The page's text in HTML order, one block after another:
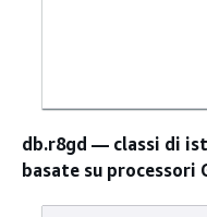
db.r8gd — classi di
basate su processori